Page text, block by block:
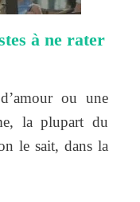
à ne rater
ou une
la plupart du
le sait, dans la